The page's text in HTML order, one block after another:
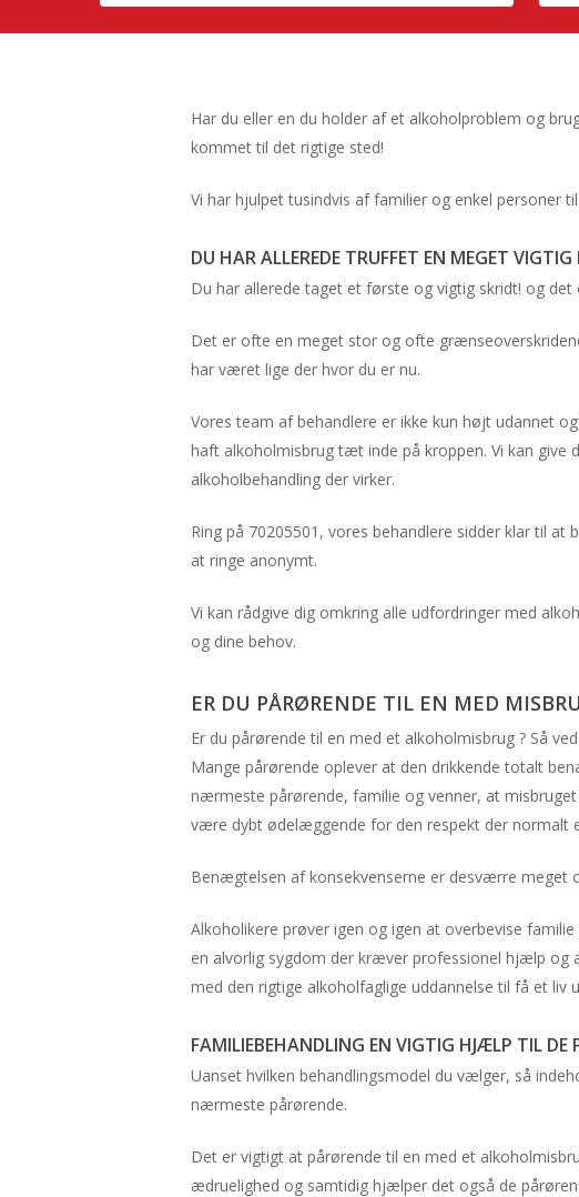
Har du eller en du holder af et alkoholproblem og
kommet til det rigtige sted!
Vi har hjulpet tusindvis af familier og enkel personer
DU HAR ALLEREDE TRUFFET EN MEGET
Du har allerede taget et første og vigtig skridt! og
Det er ofte en meget stor og ofte
har været lige der hvor du er nu.
Vores team af behandlere er ikke kun højt udannet
haft alkoholmisbrug tæt inde på kroppen. Vi kan give
alkoholbehandling der virker.
Ring på 70205501, vores behandlere sidder klar til
at ringe anonymt.
Vi kan rådgive dig omkring alle udfordringer med
og dine behov.
ER DU PÅRØRENDE TIL EN MED
Er du pårørende til en med et alkoholmisbrug ? Så
Mange pårørende oplever at den drikkende totalt
nærmeste pårørende, familie og venner, at
være dybt ødelæggende for den respekt der normalt
Benægtelsen af konsekvenserne er desværre meget
Alkoholikere prøver igen og igen at overbevise
en alvorlig sygdom der kræver professionel hjælp
med den rigtige alkoholfaglige uddannelse til få et liv
FAMILIEBEHANDLING EN VIGTIG HJÆLP TIL DE
Uanset hvilken behandlingsmodel du vælger, så
nærmeste pårørende.
Det er vigtigt at pårørende til en med et
ædruelighed og samtidig hjælper det også de